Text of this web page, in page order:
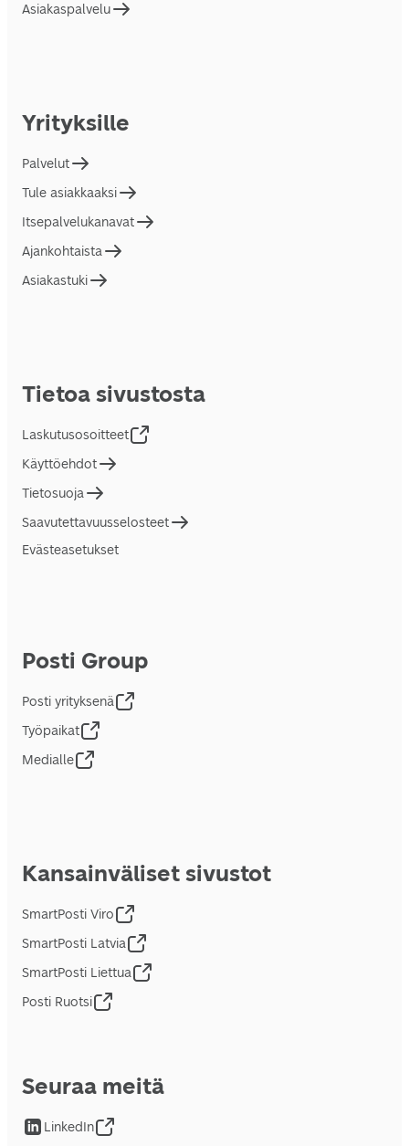
Asiakaspalvelu
Yrityksille
Palvelut
Tule asiakkaaksi
Itsepalvelukanavat
Ajankohtaista
Asiakastuki
Tietoa sivustosta
Laskutusosoitteet
Käyttöehdot
Tietosuoja
Saavutettavuusselosteet
Evästeasetukset
Posti Group
Posti yrityksenä
Työpaikat
Medialle
Kansainväliset sivustot
SmartPosti Viro
SmartPosti Latvia
SmartPosti Liettua
Posti Ruotsi
Seuraa meitä
LinkedIn